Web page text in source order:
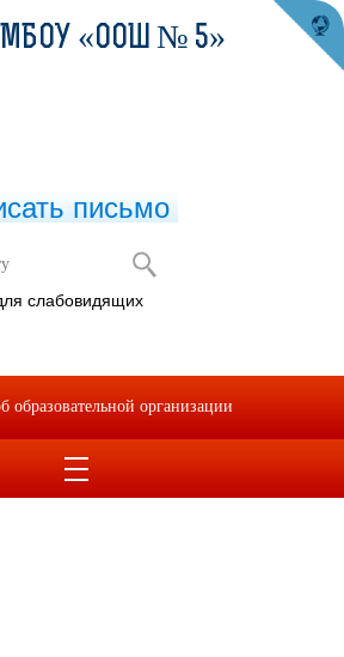
МБОУ «ООШ № 5»
письмо
слабовидящих
образовательной организации